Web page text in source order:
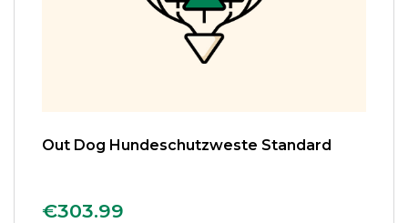
Out Dog Hundeschutzweste Standard
€303.99